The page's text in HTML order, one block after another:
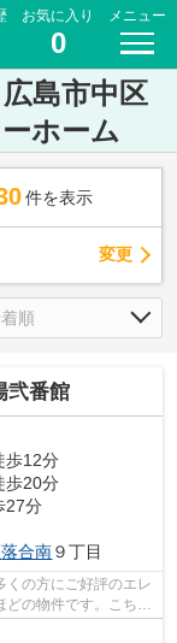
お気に入り
0
メニュー
島市中区
ホーム
件を表示
変更
弐番館
歩12分
歩20分
27分
落合南９丁目
くの方にご好評のエレ
どの物件です。こちら